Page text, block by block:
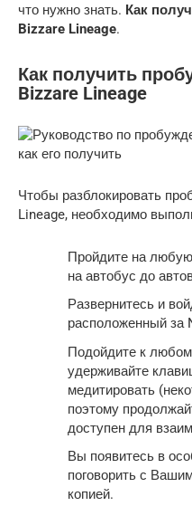
что нужно знать. Как
Bizzare Lineage.
Как получить
Bizzare Lineage
Чтобы разблокировать
Lineage, необходимо
Пройдите на
на автобус до
Развернитесь и
расположенный за
Подойдите к
удерживайте
медитировать
поэтому
доступен для
Вы появитесь в
поговорить с
копией.